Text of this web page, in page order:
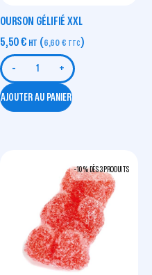
OURSON GÉLIFIÉ XXL
5,50€ HT (6,60 € TTC)
- +
AJOUTER AU PANIER
-10 % DÈS 3 PRODUITS